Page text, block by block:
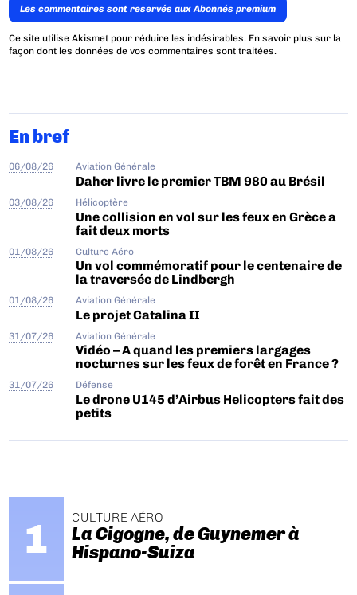
Les commentaires sont reservés aux Abonnés premium
Ce site utilise Akismet pour réduire les indésirables. En savoir plus sur la
façon dont les données de vos commentaires sont traitées.
En bref
06/08/26 Aviation Générale
Daher livre le premier TBM 980 au Brésil
03/08/26 Hélicoptère
Une collision en vol sur les feux en Grèce a
fait deux morts
01/08/26 Culture Aéro
Un vol commémoratif pour le centenaire de
la traversée de Lindbergh
01/08/26 Aviation Générale
Le projet Catalina II
31/07/26 Aviation Générale
Vidéo – A quand les premiers largages
nocturnes sur les feux de forêt en France ?
31/07/26 Défense
Le drone U145 d’Airbus Helicopters fait des
petits
CULTURE AÉRO
La Cigogne, de Guynemer à
Hispano-Suiza